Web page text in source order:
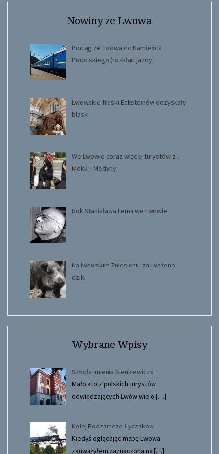
Nowiny ze Lwowa
Pociąg ze Lwowa do Kamieńca
Podolskiego (rozkład jazdy)
Lwowskie freski Ecksteinów odzyskały
blask
We Lwowie coraz więcej turystów z…
Mekki i Medyny
Rok Stanisława Lema we Lwowie
Na lwowskim Zniesieniu zauważono
dziki
Wybrane Wpisy
Szkoła imienia Sienkiewicza
Mało kto z polskich turystów
odwiedzających Lwów wie o […]
Kolej Podzamcze-Łyczaków
Kiedyś oglądając mapę Lwowa
zauważyłem zaznaczoną na […]